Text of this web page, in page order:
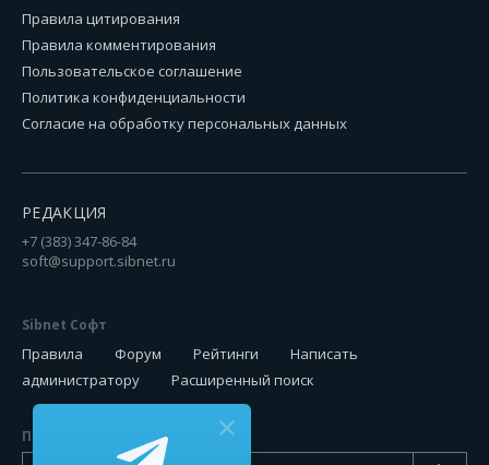
Правила цитирования
Правила комментирования
Пользовательское соглашение
Политика конфиденциальности
Согласие на обработку персональных данных
РЕДАКЦИЯ
+7 (383) 347-86-84
soft@support.sibnet.ru
Sibnet Софт
Правила Форум Рейтинги
Написать
администратору
Расширенный поиск
Подписаться на новинки